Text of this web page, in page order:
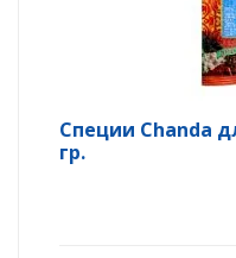
Специи Chanda
гр.